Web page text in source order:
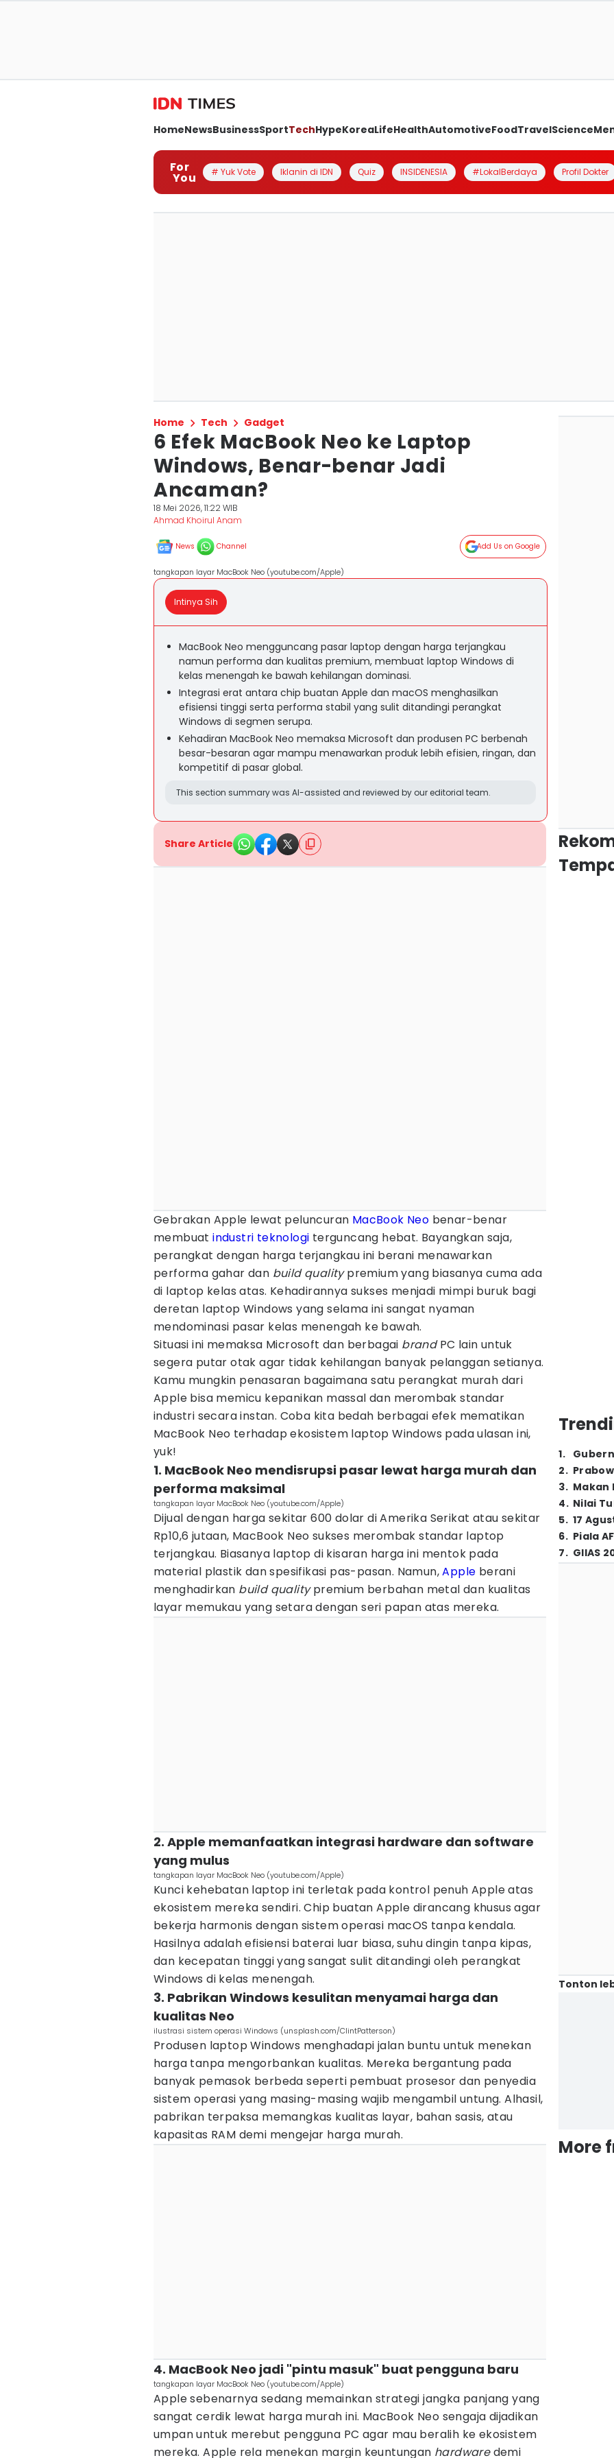
HomeNewsBusinessSportTechHypeKoreaLifeHealthAutomotiveFoodTravelScience
For
You # Yuk Vote Iklanin di IDN Quiz INSIDENESIA #LokalBerdaya Profil Dokter
Home Tech Gadget
6 Efek MacBook Neo ke Laptop
Windows, Benar-benar Jadi
Ancaman?
18 Mei 2026, 11:22 WIB
Ahmad Khoirul Anam
News Channel Add Us on Google
tangkapan layar MacBook Neo (youtube.com/Apple)
Intinya Sih
MacBook Neo mengguncang pasar laptop dengan harga terjangkau
namun performa dan kualitas premium, membuat laptop Windows di
kelas menengah ke bawah kehilangan dominasi.
Integrasi erat antara chip buatan Apple dan macOS menghasilkan
efisiensi tinggi serta performa stabil yang sulit ditandingi perangkat
Windows di segmen serupa.
Kehadiran MacBook Neo memaksa Microsoft dan produsen PC berbenah
besar-besaran agar mampu menawarkan produk lebih efisien, ringan, dan
kompetitif di pasar global.
This section summary was AI-assisted and reviewed by our editorial team.
Share Article
Gebrakan Apple lewat peluncuran MacBook Neo benar-benar
membuatindustri teknologi terguncang hebat. Bayangkan saja,
perangkat dengan harga terjangkau ini berani menawarkan
performa gahar dan build qualitypremium yang biasanya cuma ada
di laptop kelas atas. Kehadirannya sukses menjadi mimpi buruk bagi
deretan laptop Windows yang selama ini sangat nyaman
mendominasi pasar kelas menengah ke bawah.
Situasi ini memaksa Microsoft dan berbagai brandPC lain untuk
segera putar otak agar tidak kehilangan banyak pelanggan setianya.
Kamu mungkin penasaran bagaimana satu perangkat murah dari
Apple bisa memicu kepanikan massal dan merombak standar
industri secara instan. Coba kita bedah berbagai efek mematikan
MacBook Neo terhadap ekosistem laptop Windows pada ulasan ini,
yuk!
1. MacBook Neo mendisrupsi pasar lewat harga murah dan
performa maksimal
tangkapan layar MacBook Neo (youtube.com/Apple)
Dijual dengan harga sekitar 600 dolar di Amerika Serikat atau sekitar
Rp10,6 jutaan, MacBook Neo sukses merombak standar laptop
terjangkau. Biasanya laptop di kisaran harga ini mentok pada
material plastik dan spesifikasi pas-pasan. Namun,Apple berani
menghadirkan build qualitypremium berbahan metal dan kualitas
layar memukau yang setara dengan seri papan atas mereka.
2. Apple memanfaatkan integrasi hardware dan software
yang mulus
tangkapan layar MacBook Neo (youtube.com/Apple)
Kunci kehebatan laptop ini terletak pada kontrol penuh Apple atas
ekosistem mereka sendiri. Chip buatan Apple dirancang khusus agar
bekerja harmonis dengan sistem operasi macOS tanpa kendala.
Hasilnya adalah efisiensi baterai luar biasa, suhu dingin tanpa kipas,
dan kecepatan tinggi yang sangat sulit ditandingi oleh perangkat
Windows di kelas menengah.
3. Pabrikan Windows kesulitan menyamai harga dan
kualitas Neo
ilustrasi sistem operasi Windows (unsplash.com/ClintPatterson)
Produsen laptop Windows menghadapi jalan buntu untuk menekan
harga tanpa mengorbankan kualitas. Mereka bergantung pada
banyak pemasok berbeda seperti pembuat prosesor dan penyedia
sistem operasi yang masing-masing wajib mengambil untung. Alhasil,
pabrikan terpaksa memangkas kualitas layar, bahan sasis, atau
kapasitas RAM demi mengejar harga murah.
4. MacBook Neo jadi "pintu masuk" buat pengguna baru
tangkapan layar MacBook Neo (youtube.com/Apple)
Apple sebenarnya sedang memainkan strategi jangka panjang yang
sangat cerdik lewat harga murah ini. MacBook Neo sengaja dijadikan
umpan untuk merebut pengguna PC agar mau beralih ke ekosistem
mereka. Apple rela menekan margin keuntungan hardwaredemi
1.
2.
3. Makan
4. Nilai
5. 17
6. Piala
7. GIIAS
Tonton
More